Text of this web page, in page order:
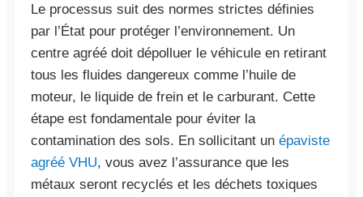
Le processus suit des normes strictes définies
par l’État pour protéger l’environnement. Un
centre agréé doit dépolluer le véhicule en retirant
tous les fluides dangereux comme l’huile de
moteur, le liquide de frein et le carburant. Cette
étape est fondamentale pour éviter la
contamination des sols. En sollicitant un épaviste
agréé VHU, vous avez l’assurance que les
métaux seront recyclés et les déchets toxiques